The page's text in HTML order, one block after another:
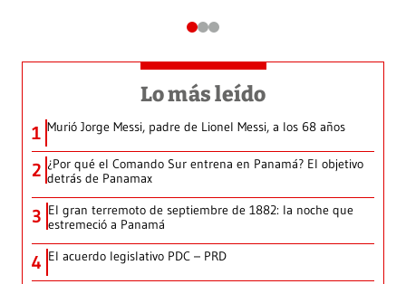
Lo más leído
1 Murió Jorge Messi, padre de Lionel Messi, a los 68 años
2 ¿Por qué el Comando Sur entrena en Panamá? El objetivo
detrás de Panamax
3 El gran terremoto de septiembre de 1882: la noche que
estremeció a Panamá
4 El acuerdo legislativo PDC – PRD